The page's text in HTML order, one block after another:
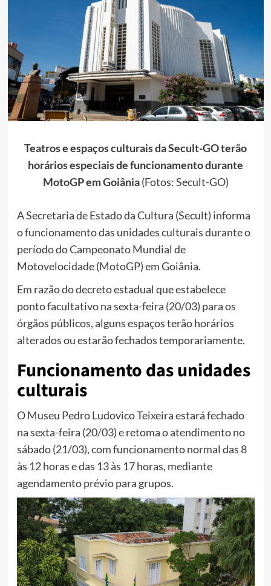
Teatros e espaços culturais da Secult-GO terão
horários especiais de funcionamento durante
MotoGP em Goiânia(Fotos: Secult-GO)
A Secretaria de Estado da Cultura (Secult) informa
o funcionamento das unidades culturais durante o
período do Campeonato Mundial de
Motovelocidade (MotoGP) em Goiânia.
Em razão do decreto estadual que estabelece
ponto facultativo na sexta-feira (20/03) para os
órgãos públicos, alguns espaços terão horários
alterados ou estarão fechados temporariamente.
Funcionamento das unidades
culturais
O Museu Pedro Ludovico Teixeira estará fechado
na sexta-feira (20/03) e retoma o atendimento no
sábado (21/03), com funcionamento normal das 8
às 12 horas e das 13 às 17 horas, mediante
agendamento prévio para grupos.